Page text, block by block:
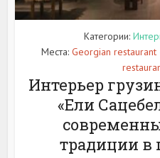
Категории:
Места: Georgian restaurant
Интерьер
«Ели
традиции в